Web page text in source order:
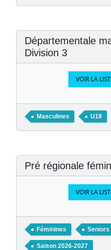
Départementale
Division 3
VOIR LA
Masculines U18
Pré régionale
VOIR LA
Féminines Seniors
Saison 2026-2027